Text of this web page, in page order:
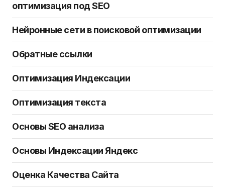
оптимизация под SEO
Нейронные сети в поисковой оптимизации
Обратные ссылки
Оптимизация Индексации
Оптимизация текста
Основы SEO анализа
Основы Индексации Яндекс
Оценка Качества Сайта